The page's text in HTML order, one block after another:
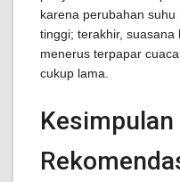
karena perubahan
tinggi; terakhir,
menerus terpapar
cukup lama.
Kesimpulan